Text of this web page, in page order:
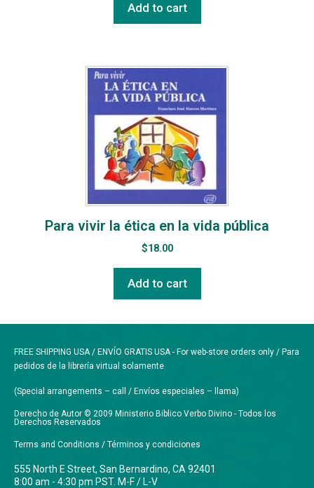
Add to cart
Para vivir la ética en la vida pública
$18.00
Add to cart
FREE SHIPPING USA / ENVÍO GRATIS USA - For web-store orders only / Para
pedidos de la librería virtual solamente
(Special arrangements – call / Envíos especiales – llama)
Derecho de Autor © 2009 Ministerio Biblico Verbo Divino - Todos los
Derechos Reservados
Terms and Conditions / Términos y condiciones
555 North E Street, San Bernardino, CA 92401
8:00 am - 4:30 pm PST. M-F / L-V